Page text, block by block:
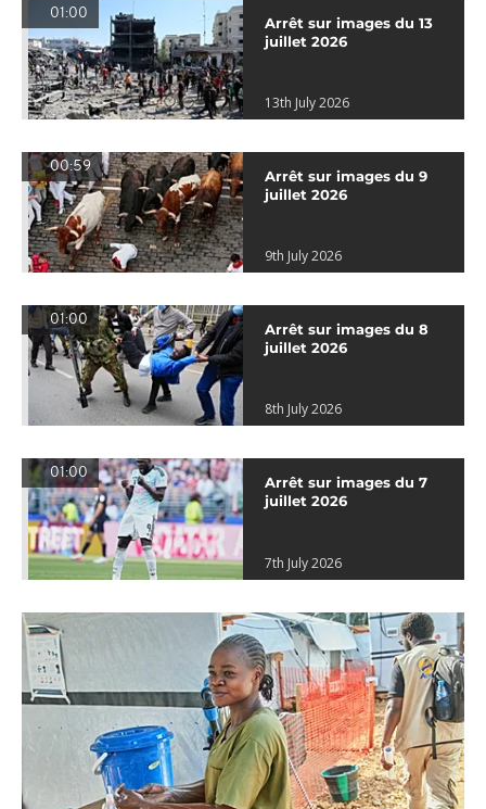
01:00
Arrêt sur images du 13
juillet 2026
13th July 2026
00:59
Arrêt sur images du 9
juillet 2026
9th July 2026
01:00
Arrêt sur images du 8
juillet 2026
8th July 2026
01:00
Arrêt sur images du 7
juillet 2026
7th July 2026